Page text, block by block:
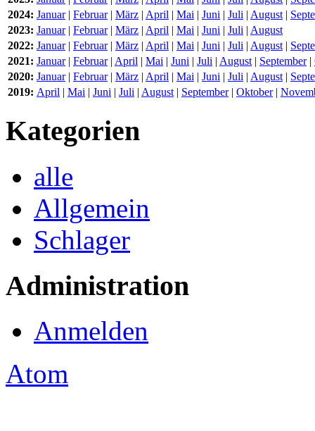
2024: Januar| Februar| März | April | Mai | Juni | Juli | August|
2023: Januar| Februar| März | April | Mai | Juni | Juli | August
2022: Januar| Februar| März | April | Mai | Juni | Juli | August|
2021: Januar| Februar| April | Mai | Juni | Juli | August| September|
2020: Januar| Februar| März | April | Mai | Juni | Juli | August|
2019: April | Mai | Juni | Juli | August| September| Oktober|
Kategorien
alle
Allgemein
Schlager
Administration
Anmelden
Atom